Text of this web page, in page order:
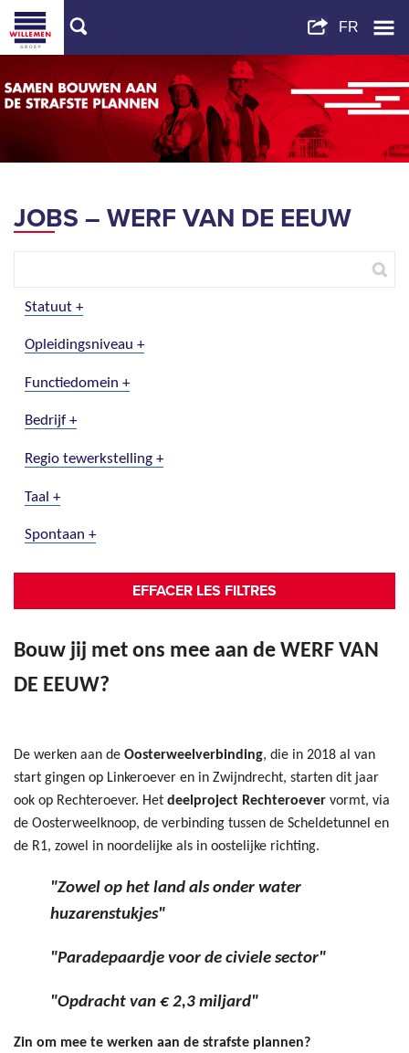
JOBS – WERF VAN DE EEUW
Afficher
Statuut
Afficher
Opleidingsniveau
Afficher
Functiedomein
Afficher
Bedrijf
Afficher
Regio tewerkstelling
Afficher
Taal
Afficher
Spontaan
Bouw jij met ons mee aan de WERF VAN
DE EEUW?
De werken aan de Oosterweelverbinding, die in 2018 al van
start gingen op Linkeroever en in Zwijndrecht, starten dit jaar
ook op Rechteroever. Het deelproject Rechteroever vormt, via
de Oosterweelknoop, de verbinding tussen de Scheldetunnel en
de R1, zowel in noordelijke als in oostelijke richting.
"Zowel op het land als onder water
huzarenstukjes"
"Paradepaardje voor de civiele sector"
"Opdracht van € 2,3 miljard"
Zin om mee te werken aan de strafste plannen?